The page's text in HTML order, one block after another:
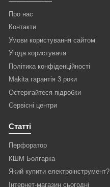
Про нас
Контакти
Умови користування сайтом
Угода користувача
Політика конфіденційності
Makita гарантія 3 роки
Остерігайтеся підробки
Сервісні центри
Статті
Перфоратор
КШМ Болгарка
Який купити електроінструмент?
Інтернет-магазин сьогодні